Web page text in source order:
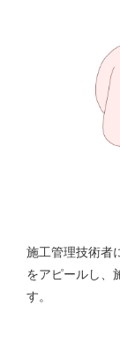
施工管理技術者
をアピールし、
す。